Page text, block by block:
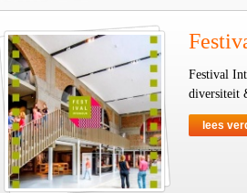
Festival
diversiteit
lees